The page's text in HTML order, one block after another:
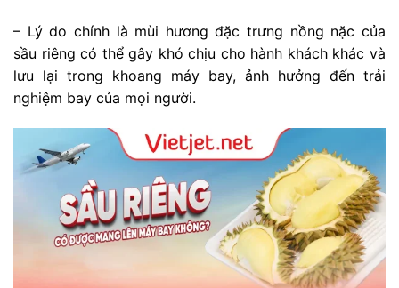
– Lý do chính là mùi hương đặc trưng nồng nặc của
sầu riêng có thể gây khó chịu cho hành khách khác và
lưu lại trong khoang máy bay, ảnh hưởng đến trải
nghiệm bay của mọi người.